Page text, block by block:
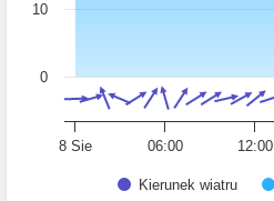
Kierunek wiatru
8 Sie 06:00 12:00
0
10